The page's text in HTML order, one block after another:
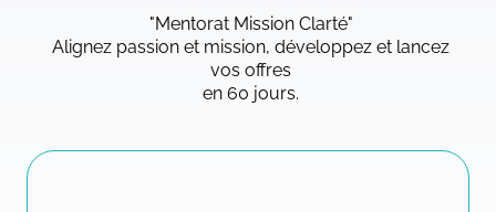
"Mentorat Mission Clarté"
Alignez passion et mission, développez et lancez
vos offres
en 60 jours.